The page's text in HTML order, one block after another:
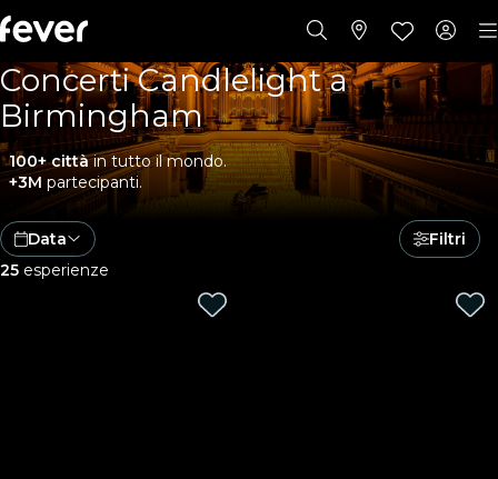
Concerti Candlelight a
Birmingham
100+ cittàin tutto il mondo.
+3M partecipanti.
Data
Filtri
25 esperienze